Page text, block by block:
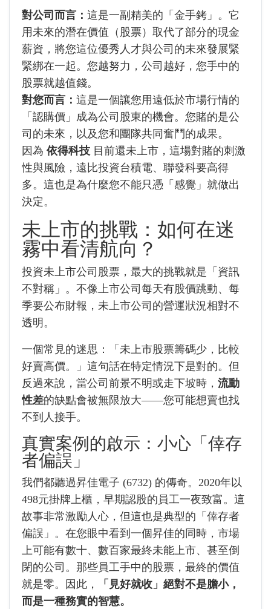
對公司而言： 這是一副精美的「金手銬」。它
用未來的潛在價值（股票）取代了部分的現金
薪資，將您這位優秀人才與公司的未來發展緊
緊綁在一起。您越努力，公司越好，您手中的
股票就越值錢。
對您而言： 這是一個讓您用遠低於市場行情的
「認購價」成為公司股東的機會。您賭的是公
司的未來，以及您和團隊共同奮鬥的成果。
因為 依得科技 目前還未上市，這場對賭的刺激
性與風險，遠比投資台積電、聯發科要高得
多。這也是為什麼您不能只憑「感覺」就做出
決定。
未上市的挑戰：如何在迷
霧中看清航向？
投資未上市公司股票，最大的挑戰就是「資訊
不對稱」。不像上市公司每天有股價跳動、每
季要公布財報，未上市公司的營運狀況相對不
透明。
一個常見的迷思：「未上市股票籌碼少，比較
好賣高價。」這句話在特定情況下是對的。但
反過來說，當公司前景不明或走下坡時， 流動
性差的缺點會被無限放大——您可能想賣也找
不到人接手。
真實案例的啟示：小心「倖存
者偏誤」
我們都聽過昇佳電子 (6732) 的傳奇。2020年以
498元掛牌上櫃，早期認股的員工一夜致富。這
故事非常激勵人心，但這也是典型的「倖存者
偏誤」。在您眼中看到一個昇佳的同時，市場
上可能有數十、數百家最終未能上市、甚至倒
閉的公司。那些員工手中的股票，最終的價值
就是零。因此，
「見好就收」絕對不是膽小，
而是一種務實的智慧。